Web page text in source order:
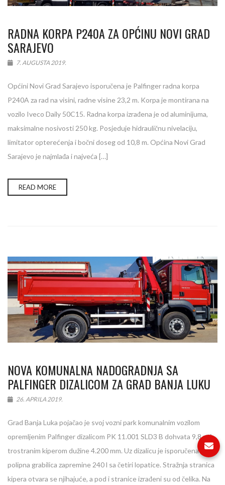
RADNA KORPA P240A ZA OPĆINU NOVI GRAD
SARAJEVO
7. AUGUSTA 2019.
Općini Novi Grad Sarajevo isporučena je Palfinger radna korpa
P240A za rad na visini, radne visine 23,2 m. Korpa je montirana na
vozilo Iveco Daily 50C15. Radna korpa izrađena je od aluminijuma,
maksimalne nosivosti 250 kg. Posjeduje hidrauličnu nivelaciju,
limitator opterećenja i bočni doseg od 10,8 m. Općina Novi Grad
Sarajevo je najmlađa i najveća […]
READ MORE
NOVA KOMUNALNA NADOGRADNJA SA
PALFINGER DIZALICOM ZA GRAD BANJA LUKU
26. APRILA 2019.
Grad Banja Luka pojačao je svoj vozni park komunalnim vozilom
opremljenim Palfinger dizalicom PK 11.001 SLD3 B dohvata 9,8 m i
trostranim kiperom dužine 4.200 mm. Uz dizalicu je isporučena
polipna grabilica zapremine 240 l sa četiri lopatice. Stražnja stranica
kipera otvara se njihajuće, a pod i stranice izrađeni su od čelika. Na